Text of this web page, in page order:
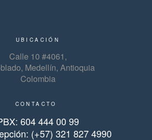
UBICACIÓN
Calle 10 #4061,
Medellín, Antioquia
Colombia
CONTACTO
604 444 00 99
(+57) 321 827 4990